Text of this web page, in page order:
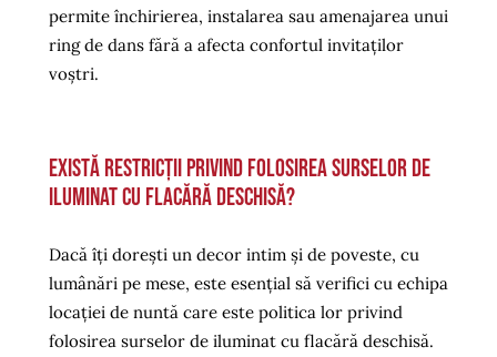
permite închirierea, instalarea sau amenajarea unui
ring de dans fără a afecta confortul invitaților
voștri.
Există restricții privind folosirea surselor de
iluminat cu flacără deschisă?
Dacă îți dorești un decor intim și de poveste, cu
lumânări pe mese, este esențial să verifici cu echipa
locației de nuntă care este politica lor privind
folosirea surselor de iluminat cu flacără deschisă.